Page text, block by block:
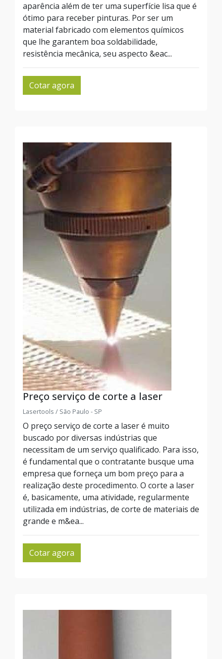
aparência além de ter uma superfície lisa que é
ótimo para receber pinturas. Por ser um
material fabricado com elementos químicos
que lhe garantem boa soldabilidade,
resistência mecânica, seu aspecto &eac...
Cotar agora
Preço serviço de corte a laser
Lasertools / São Paulo - SP
O preço serviço de corte a laser é muito
buscado por diversas indústrias que
necessitam de um serviço qualificado. Para isso,
é fundamental que o contratante busque uma
empresa que forneça um bom preço para a
realização deste procedimento. O corte a laser
é, basicamente, uma atividade, regularmente
utilizada em indústrias, de corte de materiais de
grande e m&ea...
Cotar agora